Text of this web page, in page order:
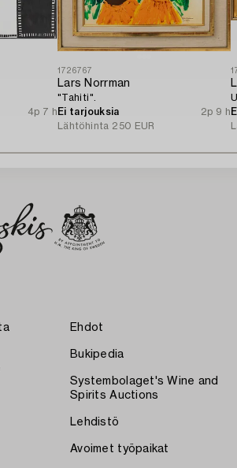
4p 7 h
1726767
Lars Norrman
"Tahiti".
Ei tarjouksia
2p 9 h
Lähtöhinta 250 EUR
Ehdot
Bukipedia
Systembolaget's Wine and
Spirits Auctions
Lehdistö
Avoimet työpaikat